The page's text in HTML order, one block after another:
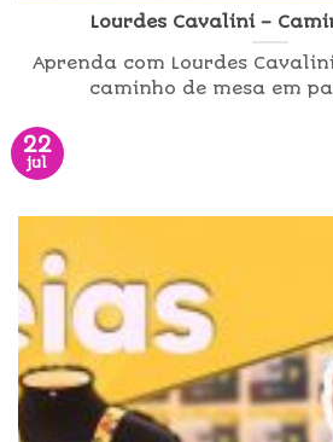
Lourdes Cavalini –
Aprenda com Lourdes
caminho de mesa em
22
jul